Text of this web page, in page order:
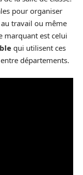
pour organiser
travail ou même
marquant est celui
qui utilisent ces
départements.